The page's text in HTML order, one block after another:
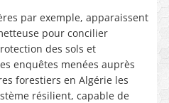
par exemple, apparaissent
pour concilier
des sols et
enquêtes menées auprès
forestiers en Algérie les
résilient, capable de